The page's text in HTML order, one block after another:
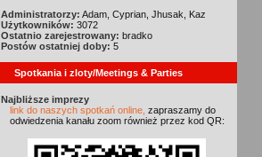
Administratorzy: Adam, Cyprian, Jhusak, Kaz
Użytkowników: 3072
Ostatnio zarejestrowany: bradko
Postów ostatniej doby: 5
Spotkania i zloty/Meetings & Parties
Najbliższe imprezy
link do naszych spotkań online, zapraszamy do
odwiedzenia kanału zoom również przez kod QR: